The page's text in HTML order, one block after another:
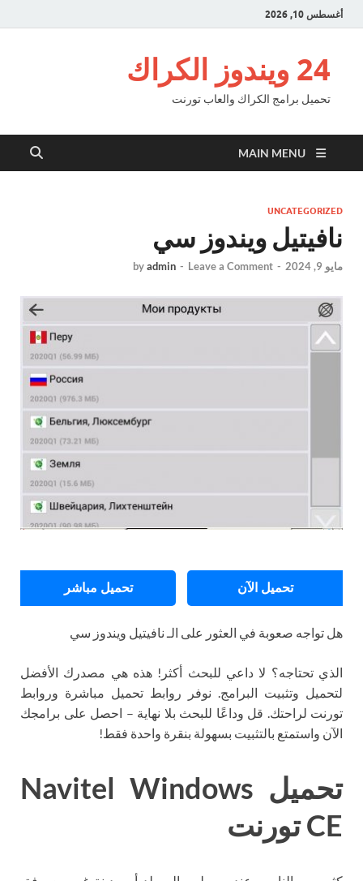
أغسطس 10, 2026
24 ويندوز الكراك
تحميل برامج الكراك والعاب تورنت
MAIN MENU
UNCATEGORIZED
نافيتيل ويندوز سي
مايو 9, 2024 -
byadmin - Leave a Comment
تحميل الآن تحميل مباشر
هل تواجه صعوبة في العثور على الـ نافيتيل ويندوز سي
الذي تحتاجه؟ لا داعي للبحث أكثر! هذه هي مصدرك الأفضل
لتحميل وتثبيت البرامج. نوفر روابط تحميل مباشرة وروابط
تورنت لراحتك. قل وداعًا للبحث بلا نهاية – احصل على برامجك
الآن واستمتع بالتثبيت بسهولة بنقرة واحدة فقط!
تحميل Navitel Windows
CE تورنت